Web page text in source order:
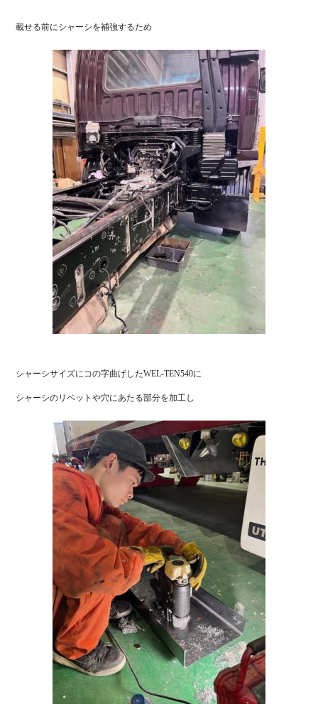
載せる前にシャーシを補強するため
シャーシサイズにコの字曲げしたWEL-TEN540に
シャーシのリベットや穴にあたる部分を加工し